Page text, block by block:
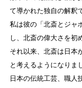
て導かれた独自の解釈
私は彼の「北斎とジャ
し、北斎の偉大さを初
それ以来、北斎は日本
と考えるようになりま
日本の伝統工芸、職人